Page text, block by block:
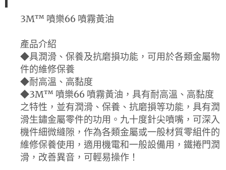
3M™ 噴樂66 噴霧黃油
產品介紹
◆具潤滑、保養及抗磨損功能，可用於各類金屬物
件的維修保養
◆耐高溫、高黏度
◆3M™ 噴樂66 噴霧黃油，具有耐高溫、高黏度
之特性，並有潤滑、保養、抗磨損等功能，具有潤
滑生鏽金屬零件的功用。九十度針尖噴嘴，可深入
機件細微縫隙，作為各類金屬或一般材質零組件的
維修保養使用，適用機電和一般設備用，鐵捲門潤
滑，改善異音，可輕易操作！